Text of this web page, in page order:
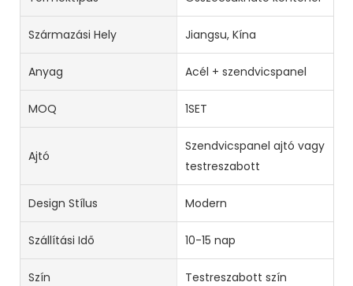
Származási Hely Jiangsu, Kína
Anyag Acél + szendvicspanel
MOQ 1SET
Ajtó
Szendvicspanel ajtó vagy
testreszabott
Design Stílus Modern
Szállítási Idő 10-15 nap
Szín Testreszabott szín